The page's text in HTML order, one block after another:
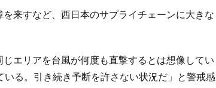
来すなど、西日本のサプライチェーンに大きな
エリアを台風が何度も直撃するとは想像してい
る。引き続き予断を許さない状況だ」と警戒感